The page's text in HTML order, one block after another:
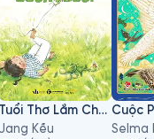
Tuổi Thơ Lắm Chuyện Buồn Cười
Jang Kều
Selma